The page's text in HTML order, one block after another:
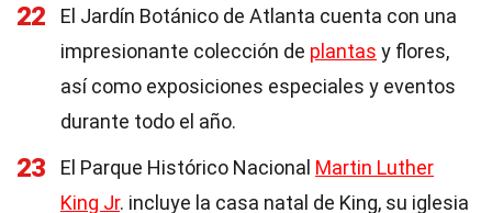
22
El Jardín Botánico de Atlanta cuenta con una
impresionante colección de plantas y flores,
así como exposiciones especiales y eventos
durante todo el año.
23 El Parque Histórico Nacional Martin Luther
King Jr. incluye la casa natal de King, su iglesia